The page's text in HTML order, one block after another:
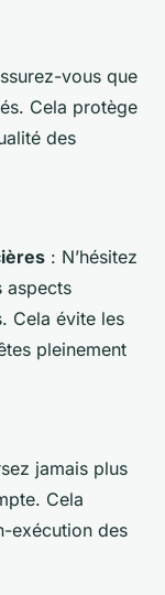
vous que
Cela protège
des
: N’hésitez
aspects
Cela évite les
pleinement
jamais plus
Cela
exécution des